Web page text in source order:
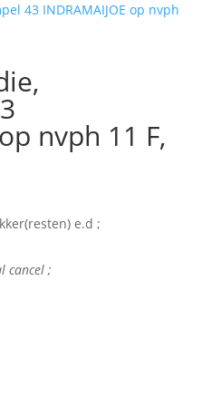
nvph 11 F,
e.d ;
cancel ;